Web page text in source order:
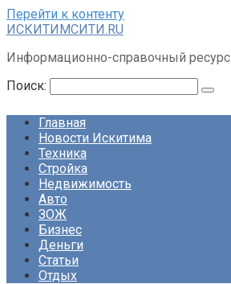
Перейти к контенту
ИСКИТИМСИТИ.RU
Информационно-справочный ресурс
Поиск:
Главная
Новости Искитима
Техника
Стройка
Недвижимость
Авто
ЗОЖ
Бизнес
Деньги
Статьи
Отдых